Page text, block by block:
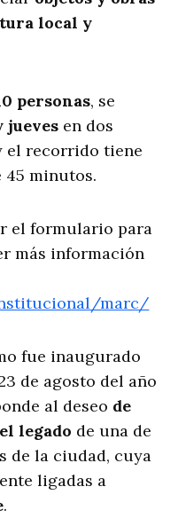
local y
personas, se
jueves en dos
el recorrido tiene
45 minutos.
el formulario para
más información
marc/
fue inaugurado
de agosto del año
al deseo de
legado de una de
de la ciudad, cuya
ligadas a
.